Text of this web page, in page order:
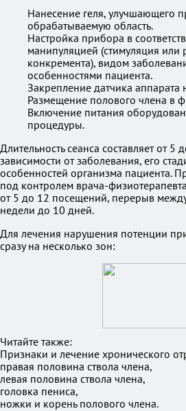
Нанесение геля, улучшающего
обрабатываемую область.
Настройка прибора в
манипуляцией (стимуляция или
конкремента), видом
особенностями пациента.
Закрепление датчика аппарата
Размещение полового члена в
Включение питания
процедуры.
Длительность сеанса составляет от 5
зависимости от заболевания, его
особенностей организма пациента.
под контролем врача-
от 5 до 12 посещений, перерыв
недели до 10 дней.
Для лечения нарушения потенции
сразу на несколько зон:
Читайте также:
Признаки и лечение хронического
правая половина ствола члена,
левая половина ствола члена,
головка пениса,
ножки и корень полового члена.